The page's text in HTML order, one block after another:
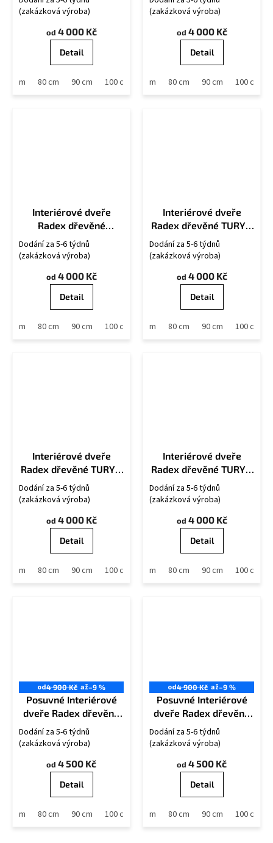
(zakázková výroba)
od 4 000 Kč
Detail
70 cm 80 cm 90 cm 100 cm
(zakázková výroba)
od 4 000 Kč
Detail
60 cm 70 cm 80 cm 90 cm 100 cm
Interiérové dveře
Radex dřevěné
TRYPLET Plné
Dodání za 5-6 týdnů
(zakázková výroba)
od 4 000 Kč
Detail
70 cm 80 cm 90 cm 100 cm
Interiérové dveře
Radex dřevěné TURYN
4S
Dodání za 5-6 týdnů
(zakázková výroba)
od 4 000 Kč
Detail
60 cm 70 cm 80 cm 90 cm 100 cm
Interiérové dveře
Radex dřevěné TURYN
6S
Dodání za 5-6 týdnů
(zakázková výroba)
od 4 000 Kč
Detail
70 cm 80 cm 90 cm 100 cm
Interiérové dveře
Radex dřevěné TURYN
Plné
Dodání za 5-6 týdnů
(zakázková výroba)
od 4 000 Kč
Detail
60 cm 70 cm 80 cm 90 cm 100 cm
od4 900 Kč až–9 %
Posuvné Interiérové
dveře Radex dřevěné
TRYPLET 6S
Dodání za 5-6 týdnů
(zakázková výroba)
od 4 500 Kč
Detail
70 cm 80 cm 90 cm 100 cm
od4 900 Kč až–9 %
Posuvné Interiérové
dveře Radex dřevěné
TRYPLET Plné
Dodání za 5-6 týdnů
(zakázková výroba)
od 4 500 Kč
Detail
60 cm 70 cm 80 cm 90 cm 100 cm